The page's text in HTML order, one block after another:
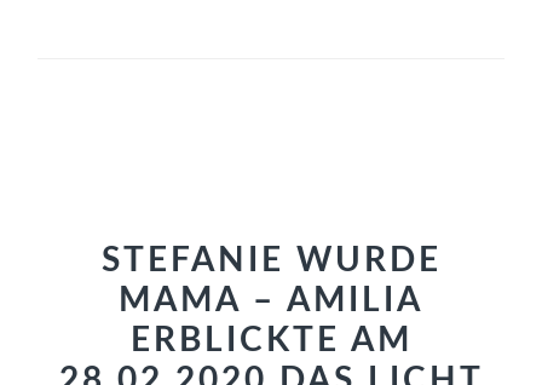
STEFANIE WURDE
MAMA – AMILIA
ERBLICKTE AM